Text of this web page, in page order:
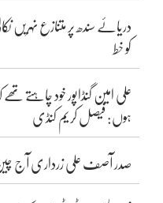
دریائے سندھ پر متنازع نہریں
کو خط
علی امین گنڈاپور خود چاہتے
ہوں: فیصل کریم کنڈی
صدر آصف علی زرداری آج